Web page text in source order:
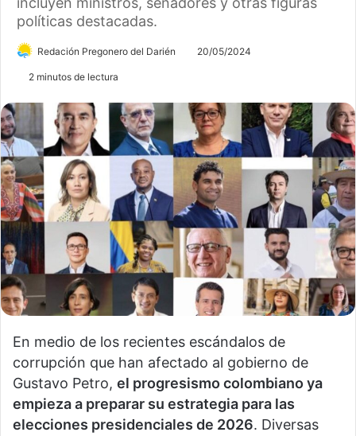
políticas destacadas.
Redación Pregonero del Darién 20/05/2024
2 minutos de lectura
En medio de los recientes escándalos de
corrupción que han afectado al gobierno de
Gustavo Petro, el progresismo colombiano ya
empieza a preparar su estrategia para las
elecciones presidenciales de 2026. Diversas